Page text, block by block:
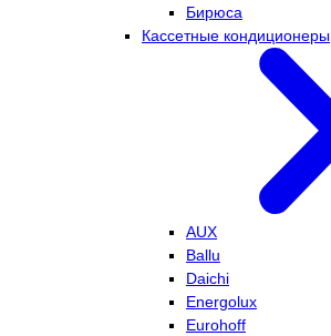
Бирюса
Кассетные кондиционеры
AUX
Ballu
Daichi
Energolux
Eurohoff